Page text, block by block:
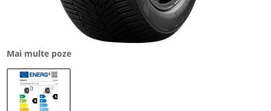
Mai multe poze